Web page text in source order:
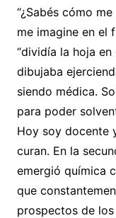
“¿Sabés cómo
me imagine en el
“dividía la hoja
dibujaba
siendo médica.
para poder
Hoy soy docente
curan. En la
emergió química
que
prospectos de